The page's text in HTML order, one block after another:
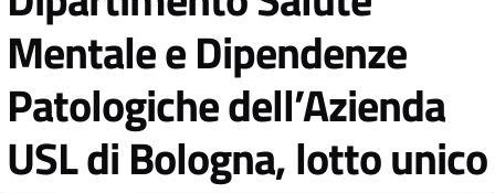
Mentale e Dipendenze
Patologiche dell’Azienda
USL di Bologna, lotto unico